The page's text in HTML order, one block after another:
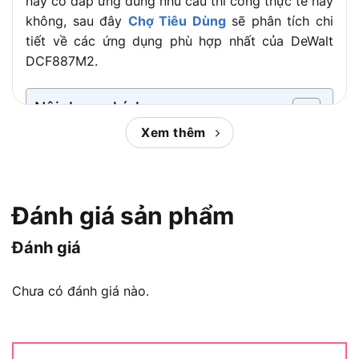
Phụ kiện đi
kèm
– 2 pin 18V 4.0Ah
– 1 bộ sạc
Thời gian sạc
Khoảng 30-40 phút
3 năm cho thân máy, 1 năm cho pin và
không, sau đây Chợ Tiêu Dùngsẽ phân tích chi
tiết về các ứng dụng phù hợp nhất của DeWalt
DCF887M2.
Nội dung chính:
Xem thêm
Đánh giá sản phẩm
Đánh giá
Chưa có đánh giá nào.